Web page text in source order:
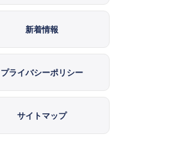
新着情報
プライバシーポリシー
サイトマップ